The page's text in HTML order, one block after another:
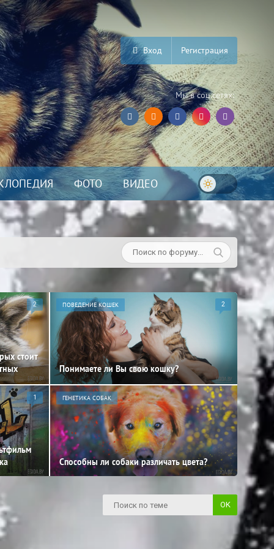
Вход Регистрация
Мы в соц.сетях:
ФОТО ВИДЕО
2
стоит
ПОВЕДЕНИЕ КОШЕК 2
Понимаете ли Вы свою кошку?
1 ГЕНЕТИКА СОБАК
Способны ли собаки различать цвета?